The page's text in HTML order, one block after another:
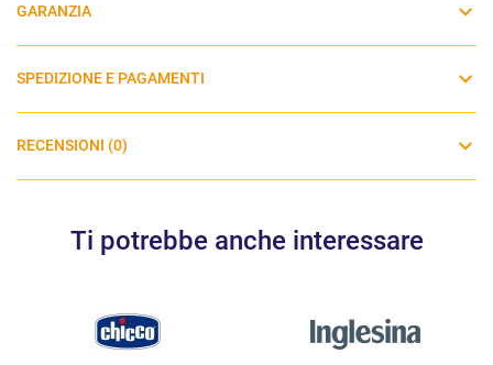
GARANZIA
SPEDIZIONE E PAGAMENTI
RECENSIONI (0)
Ti potrebbe anche interessare